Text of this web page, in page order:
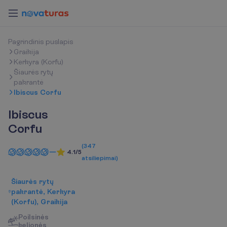
Pagrindinis puslapis
Graikija
Kerkyra (Korfu)
Šiaurės rytų
pakrantė
Ibiscus Corfu
Ibiscus
Corfu
4.1/5
(347
atsiliepimai)
Šiaurės rytų
pakrantė, Kerkyra
(Korfu), Graikija
Poilsinės
kelionės